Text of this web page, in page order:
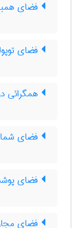
فضای
فضای
همگرائی
فضای
فضای
فضای